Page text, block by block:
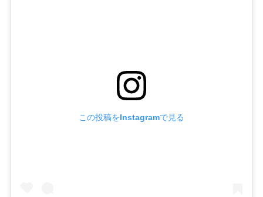
この投稿をInstagramで見る